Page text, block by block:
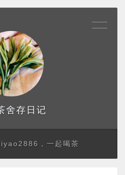
舍存日记
，一起喝茶